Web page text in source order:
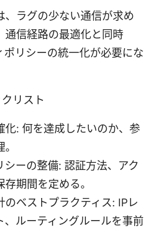
、ラグの少ない通信が求め
通信経路の最適化と同時
ポリシーの統一化が必要にな
リスト
化: 何を達成したいのか、参
シーの整備: 認証方法、アク
期間を定める。
のベストプラクティス: IPレ
、ルーティングルールを事前